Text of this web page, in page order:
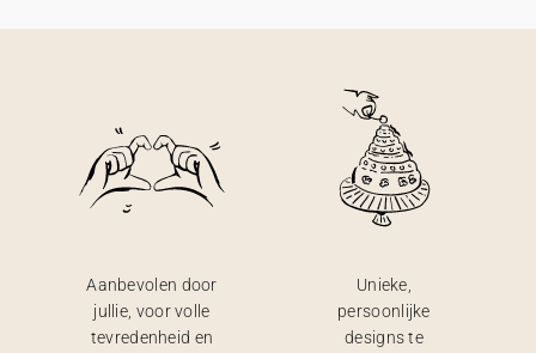
Aanbevolen door
jullie, voor volle
tevredenheid en
Unieke,
persoonlijke
designs te